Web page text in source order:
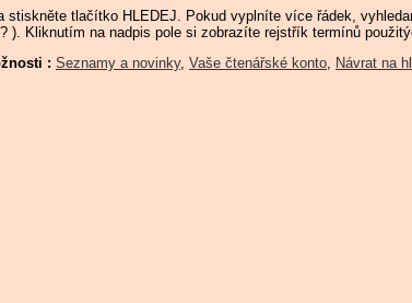
stiskněte tlačítko HLEDEJ. Pokud vyplníte více řádek,
). Kliknutím na nadpis pole si zobrazíte rejstřík termínů
: Seznamy a novinky, Vaše čtenářské konto, Návrat na